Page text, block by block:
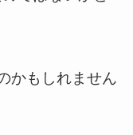
かもしれません